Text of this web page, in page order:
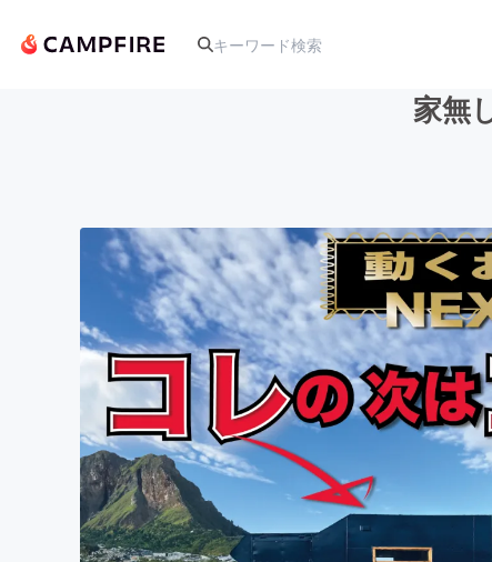
アート・写真
テクノロジー・ガジェット
映像・映画
ビジネス・起業
まちづくり・地域活性化
家無